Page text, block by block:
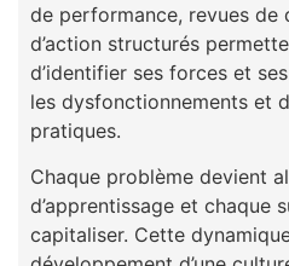
de performance, revues de
d’action structurés
d’identifier ses forces et
les dysfonctionnements et
pratiques.
Chaque problème devient
d’apprentissage et chaque
capitaliser. Cette